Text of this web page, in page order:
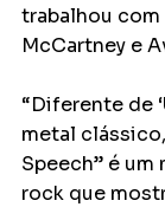
trabalhou
McCartney e
“Diferente de
metal
Speech” é um
rock que